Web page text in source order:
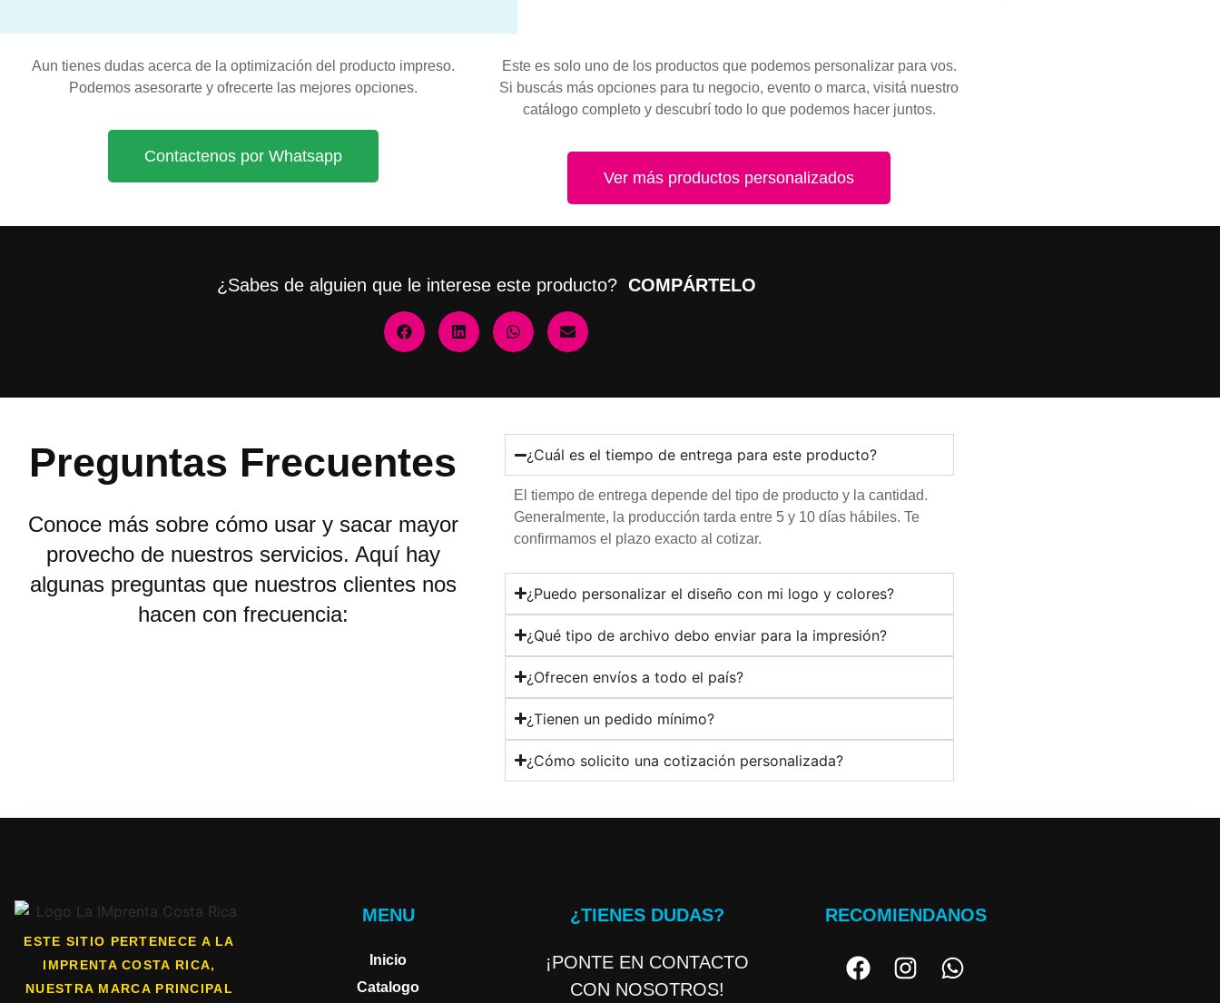
Aun tienes dudas acerca de la optimización del producto impreso.
Podemos asesorarte y ofrecerte las mejores opciones.
Contactenos por Whatsapp
Este es solo uno de los productos que podemos personalizar para vos.
Si buscás más opciones para tu negocio, evento o marca, visitá nuestro
catálogo completo y descubrí todo lo que podemos hacer juntos.
Ver más productos personalizados
¿Sabes de alguien que le interese este producto? COMPÁRTELO
Preguntas Frecuentes
Conoce más sobre cómo usar y sacar mayor
provecho de nuestros servicios. Aquí hay
algunas preguntas que nuestros clientes nos
hacen con frecuencia:
¿Cuál es el tiempo de entrega para este producto?
El tiempo de entrega depende del tipo de producto y la cantidad.
Generalmente, la producción tarda entre 5 y 10 días hábiles. Te
confirmamos el plazo exacto al cotizar.
¿Puedo personalizar el diseño con mi logo y colores?
¿Qué tipo de archivo debo enviar para la impresión?
¿Ofrecen envíos a todo el país?
¿Tienen un pedido mínimo?
¿Cómo solicito una cotización personalizada?
ESTE SITIO PERTENECE A LA
IMPRENTA COSTA RICA,
NUESTRA MARCA PRINCIPAL
MENU
Inicio
Catalogo
¿TIENES DUDAS?
¡PONTE EN CONTACTO
CON NOSOTROS!
RECOMIENDANOS